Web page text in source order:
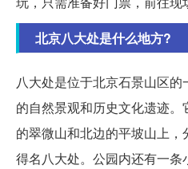
北京八大处是什么地方?
八大处是位于北京石景山区
的自然景观和历史文化遗迹
的翠微山和北边的平坡山上
得名八大处。公园内还有一